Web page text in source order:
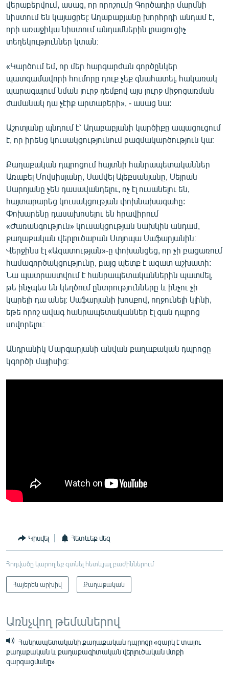
վերաբերվում, ասաց, որ որոշումը Գործադիր մարմնի
նիստում են կայացրել: Աղաբաբյանը խորհրդի անդամ է,
որի առաջիկա նիստում անդամներին լրացուցիչ
տեղեկություններ կտան։
«Կարծում եմ, որ մեր հարգարժան գործընկեր
պատգամավորի հումորը դուք չեք գնահատել, հակառակ
պարագայում նման լուրջ դեմքով այս լուրջ միջոցառման
ժամանակ դա չէիք արտաբերի», - ասաց նա:
Աշոտյանը պնդում է՝ Աղաբաբյանի կարծիքը ապացուցում
է, որ իրենց կուսակցությունում բազմակարծություն կա։
Քաղաքական դպրոցում հայտնի հանրապետականներ
Առաքել Մովսիսյանը, Սամվել Ալեքսանյանը, Սեյրան
Սարոյանը չեն դասավանդելու, ոչ էլ ուսանելու են,
հայտարարեց կուսակցության փոխնախագահը:
Փոխարենը դասախոսելու են հրավիրում
«Ժառանգություն» կուսակցության նախկին անդամ,
քաղաքական վերլուծաբան Ստյոպա Սաֆարյանին։
Վերջինս էլ «Ազատության»-ը փոխանցեց, որ չի բացառում
համագործակցությունը, բայց պետք է ազատ աշխատի:
Նա պատրաստվում է հանրապետականներին պատմել,
թե ինչպես են կեղծում ընտրությունները և ինչու չի
կարելի դա անել։ Սաֆարյանի խոսքով, ողջունելի կլինի,
եթե որոշ ավագ հանրապետականներ էլ գան դպրոց
սովորելու։
Անդրանիկ Մարգարյանի անվան քաղաքական դպրոցը
կգործի մայիսից։
Կիսվել Հետևեք մեզ
Հոդվածը կարող եք գտնել հետևյալ բաժիններում
Հայերեն արխիվ Քաղաքական
Առնչվող թեմաներով
Հանրապետականի քաղաքական դպրոցը «զարկ է տալու
քաղաքական և քաղաքագիտական վերլուծական մտքի
զարգացմանը»